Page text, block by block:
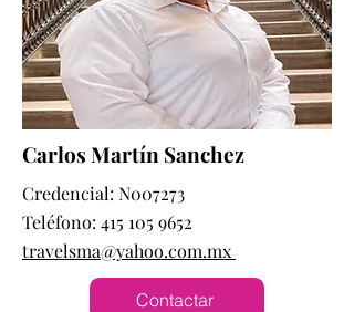
Carlos Martín Sanchez
Credencial: N007273
Teléfono: 415 105 9652
travelsma@yahoo.com.mx
Contactar